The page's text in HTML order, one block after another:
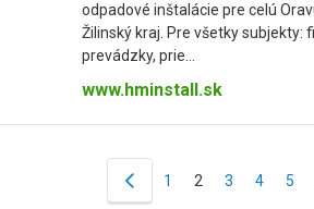
odpadové inštalácie pre celú
Žilinský kraj. Pre všetky subjekty:
prevádzky, prie...
www.hminstall.sk
1 2 3 4 5